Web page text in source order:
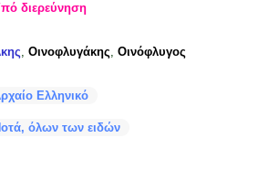
διερεύνηση
, Οινοφλυγάκης, Οινόφλυγος
Ελληνικό
όλων των ειδών